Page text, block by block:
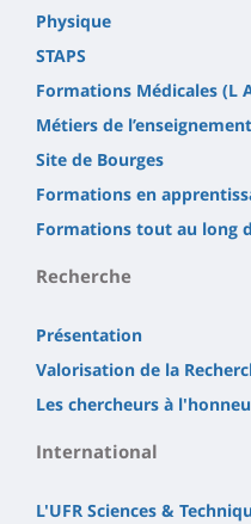
Physique
STAPS
Formations Médicales (L
Métiers de
Site de Bourges
Formations en
Formations tout au long
Recherche
Présentation
Valorisation de la
Les chercheurs à
International
L'UFR Sciences &